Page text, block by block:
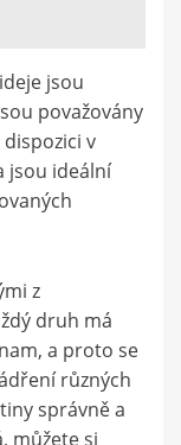
jsou
považovány
dispozici v
jsou ideální
z
druh má
a proto se
různých
správně a
můžete si